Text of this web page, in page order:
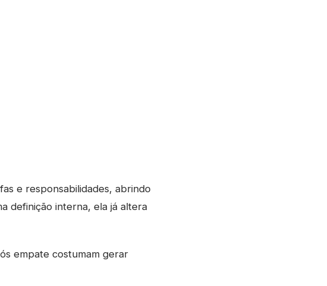
e responsabilidades, abrindo
definição interna, ela já altera
empate costumam gerar